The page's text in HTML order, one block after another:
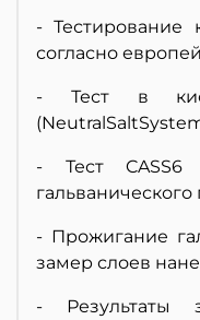
- Тестирование
согласно
- Тест в
- Тест CASS6
- Прожигание
замер слоев
- Результаты